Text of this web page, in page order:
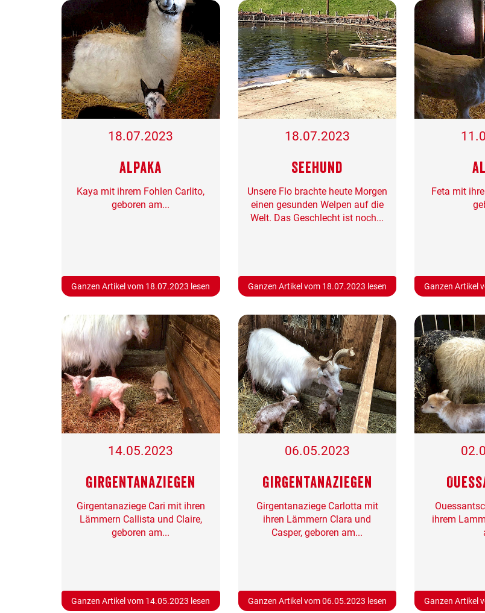
18.07.2023
Alpaka
Kaya mit ihrem Fohlen Carlito,
geboren am...
Ganzen Artikel vom 18.07.2023 lesen
18.07.2023
Seehund
Unsere Flo brachte heute Morgen
einen gesunden Welpen auf die
Welt. Das Geschlecht ist noch...
Ganzen Artikel vom 18.07.2023 lesen
Feta mit
Ganzen Artikel
14.05.2023
Girgentanaziegen
Girgentanaziege Cari mit ihren
Lämmern Callista und Claire,
geboren am...
Ganzen Artikel vom 14.05.2023 lesen
06.05.2023
Girgentanaziegen
Girgentanaziege Carlotta mit
ihren Lämmern Clara und
Casper, geboren am...
Ganzen Artikel vom 06.05.2023 lesen
ihrem
Ganzen Artikel